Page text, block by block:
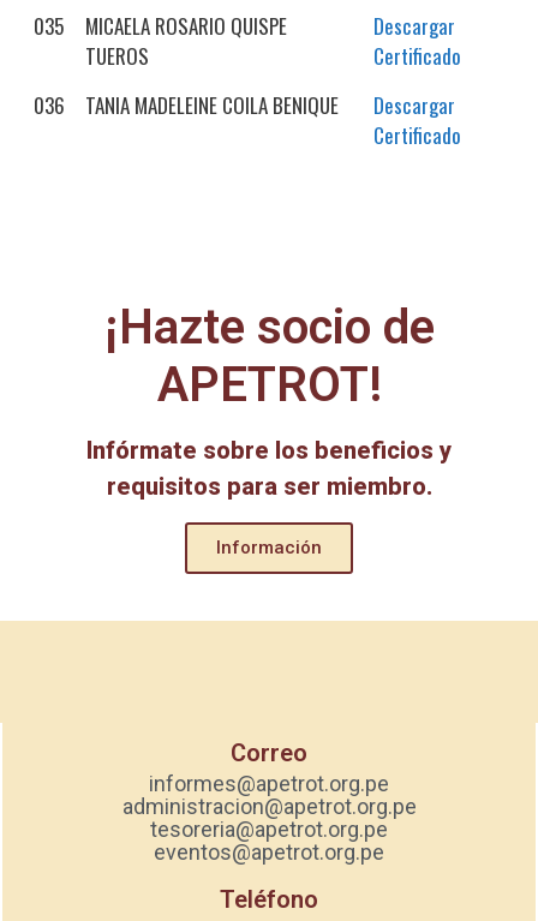
035
MICAELA ROSARIO QUISPE
TUEROS
Descargar
Certificado
036
TANIA MADELEINE COILA BENIQUE
Descargar
Certificado
¡Hazte socio de
APETROT!
Infórmate sobre los beneficios y
requisitos para ser miembro.
Información
Correo
informes@apetrot.org.pe
administracion@apetrot.org.pe
tesoreria@apetrot.org.pe
eventos@apetrot.org.pe
Teléfono